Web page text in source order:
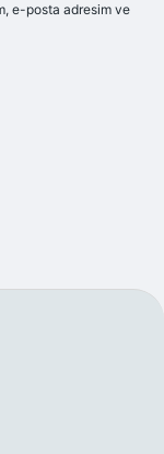
e-posta adresim ve